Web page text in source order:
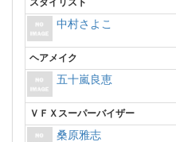
スタイリスト
中村さよこ
ヘアメイク
五十嵐良恵
ＶＦＸスーパーバイザー
桑原雅志